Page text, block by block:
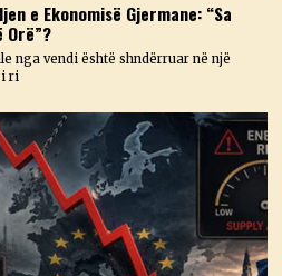
e Ekonomisë Gjermane: “Sa
Orë”?
nga vendi është shndërruar në një
i ri